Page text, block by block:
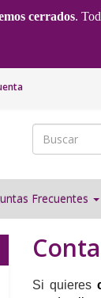
cerrados.
Frecuentes
Si quieres